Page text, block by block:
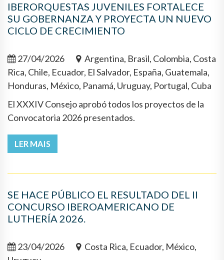
IBERORQUESTAS JUVENILES FORTALECE
SU GOBERNANZA Y PROYECTA UN NUEVO
CICLO DE CRECIMIENTO
27/04/2026
Argentina, Brasil, Colombia, Costa
Rica, Chile, Ecuador, El Salvador, España, Guatemala,
Honduras, México, Panamá, Uruguay, Portugal, Cuba
El XXXIV Consejo aprobó todos los proyectos de la
Convocatoria 2026 presentados.
LER MAIS
SE HACE PÚBLICO EL RESULTADO DEL II
CONCURSO IBEROAMERICANO DE
LUTHERÍA 2026.
23/04/2026
Costa Rica, Ecuador, México,